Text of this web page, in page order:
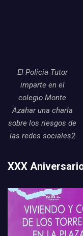
El Policia Tutor
imparte en el
colegio Monte
Azahar una charla
sobre los riesgos de
las redes sociales2
XXX